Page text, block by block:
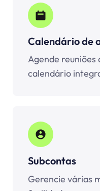
Calendário de
Agende
calendário
Subcontas
Gerencie várias